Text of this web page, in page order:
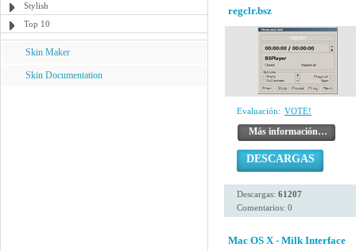
Stylish
Top 10
Skin Maker
Skin Documentation
regclr.bsz
Evaluación: VOTE!
Más información…
DESCARGAS
Descargas: 61207
Comentarios: 0
Mac OS X - Milk Interface